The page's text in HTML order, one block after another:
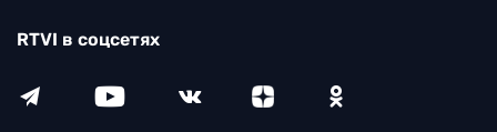
RTVI в соцсетях